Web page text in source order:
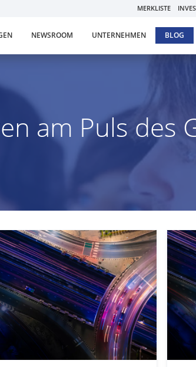
MERKLISTE
NEWSROOM UNTERNEHMEN BLOG
am Puls des